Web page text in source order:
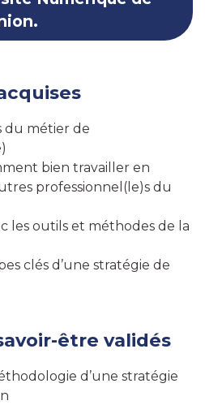
du métier de
bien travailler en
professionnel(le)s du
les outils et méthodes de la
clés d’une stratégie de
être validés
d’une stratégie